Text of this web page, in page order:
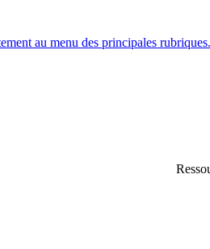
au menu des principales rubriques.